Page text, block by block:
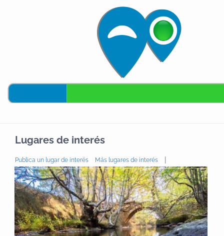
Lugares de interés
Publica un lugar de interés Más lugares de interés